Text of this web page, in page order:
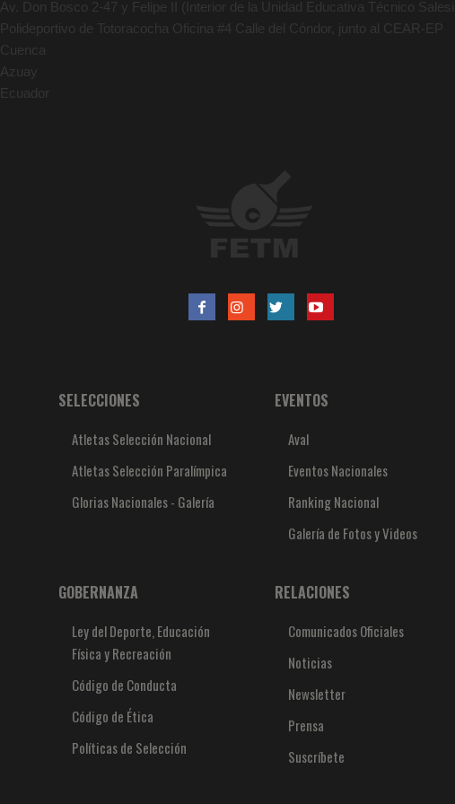
Av. Don Bosco 2-47 y Felipe II (Interior de la Unidad Educativa Técnico
Polideportivo de Totoracocha Oficina #4 Calle del Cóndor, junto al CEAR-EP
Cuenca
Azuay
Ecuador
SELECCIONES
Atletas Selección Nacional
Atletas Selección Paralímpica
Glorias Nacionales - Galería
EVENTOS
Aval
Eventos Nacionales
Ranking Nacional
Galería de Fotos y Videos
GOBERNANZA
Ley del Deporte, Educación
Física y Recreación
Código de Conducta
Código de Ética
Políticas de Selección
RELACIONES
Comunicados Oficiales
Noticias
Newsletter
Prensa
Suscríbete